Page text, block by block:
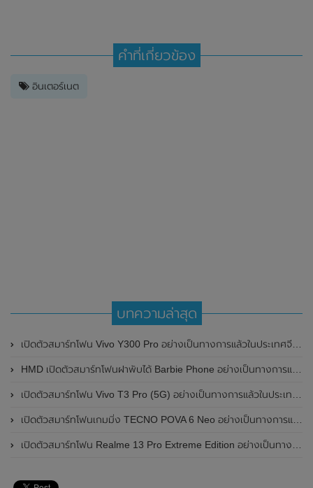
คำที่เกี่ยวข้อง
อินเตอร์เนต
บทความล่าสุด
เปิดตัวสมาร์ทโฟน Vivo Y300 Pro อย่างเป็นทางการแล้วในประเทศจีน มาพร้อมดีไซน์พรีเมี่ยม ทนทาน และแบตเตอรี่สุดอึดขนาดใหญ่ 6,500mAh พร้อมรองรับการชาร์จไว 80W
HMD เปิดตัวสมาร์ทโฟนฝาพับได้ Barbie Phone อย่างเป็นทางการแล้ว มาพร้อมธีมสีชมพูสดใส
เปิดตัวสมาร์ทโฟน Vivo T3 Pro (5G) อย่างเป็นทางการแล้วในประเทศอินเดีย
เปิดตัวสมาร์ทโฟนเกมมิ่ง TECNO POVA 6 Neo อย่างเป็นทางการแล้วในประเทศไทย ในราคา 8,499 บาท
เปิดตัวสมาร์ทโฟน Realme 13 Pro Extreme Edition อย่างเป็นทางการแล้วในประเทศจีน